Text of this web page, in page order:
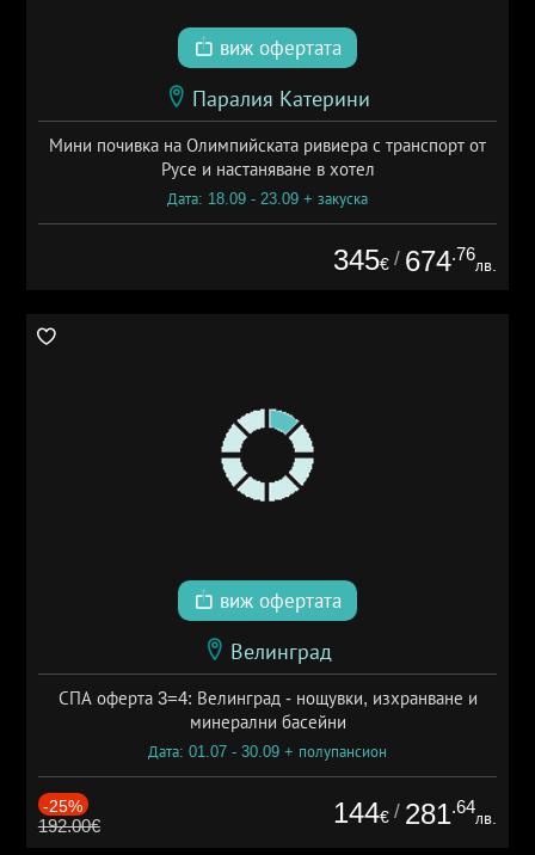
виж офертата
Паралия Катерини
Мини почивка на Олимпийската ривиера с транспорт от
Русе и настаняване в хотел
Дата: 18.09 - 23.09 + закуска
345€ / 674.76
лв.
виж офертата
Велинград
СПА оферта 3=4: Велинград - нощувки, изхранване и
минерални басейни
Дата: 01.07 - 30.09 + полупансион
-25%
192.00€ 144€ / 281.64
лв.